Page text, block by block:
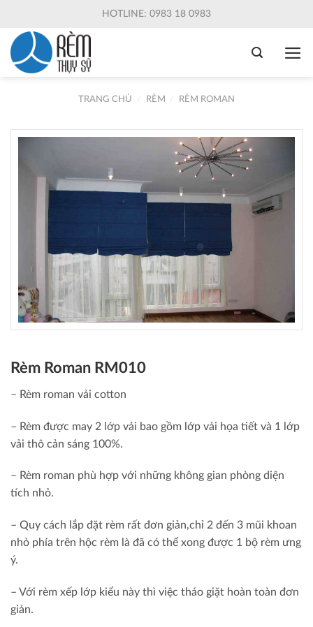
content
HOTLINE: 0983 18 0983
TRANG CHỦ RÈM RÈM ROMAN
Rèm Roman RM010
– Rèm roman vải cotton
– Rèm được may 2 lớp vải bao gồm lớp vải họa tiết và 1 lớp
vải thô cản sáng 100%.
– Rèm roman phù hợp với những không gian phòng diện
tích nhỏ.
– Quy cách lắp đặt rèm rất đơn giản,chỉ 2 đến 3 mũi khoan
nhỏ phía trên hộc rèm là đã có thể xong được 1 bộ rèm ưng
ý.
– Với rèm xếp lớp kiểu này thì việc tháo giặt hoàn toàn đơn
giản.